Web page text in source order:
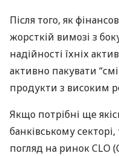
Після того, як
жорсткій вимозі з
надійності їхніх
активно пакувати
продукти з високим
Якщо потрібні ще
банківському
погляд на ринокCLO